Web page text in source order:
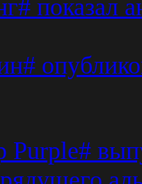
показал
Purple#